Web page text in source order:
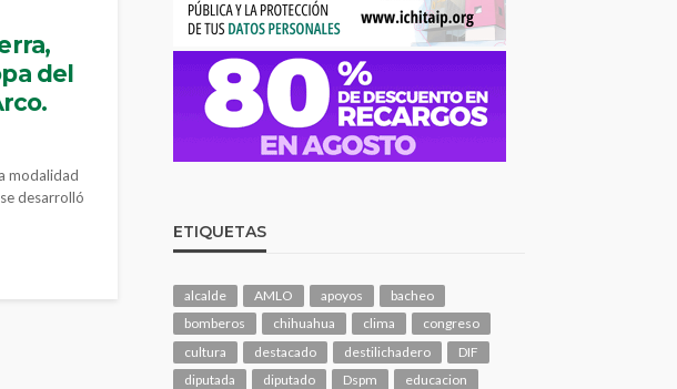
del
modalidad
desarrolló
ETIQUETAS
alcalde AMLO apoyos
bacheo
bomberos
chihuahua clima
congreso
cultura
destacado destilichadero
DIF
diputada
diputado Dspm
educacion